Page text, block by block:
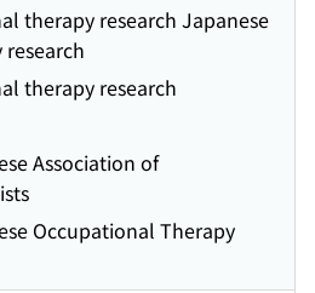
therapy research Japanese
therapy research
Association of
Occupational Therapy